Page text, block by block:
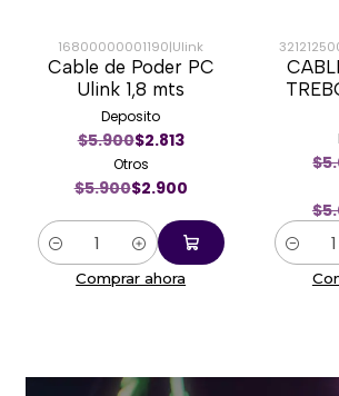
-51%
16800000001190|Ulink
Cable de Poder PC
Ulink 1,8 mts
Deposito
$5.900$2.813
Otros
$5.900$2.900
Cantidad
Comprar ahora
-62%
Cantidad